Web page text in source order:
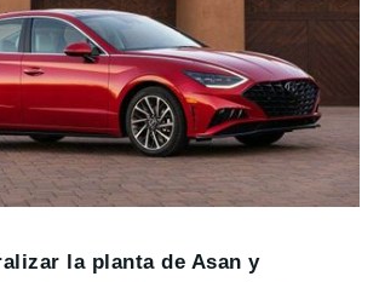
la planta de Asan y